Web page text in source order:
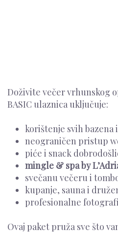
Doživite večer vrhunskog
BASIC ulaznica uključuje:
korištenje svih bazena
neograničen pristup
piće i snack
mingle & spa by
svečanu večeru i
kupanje, sauna i
profesionalne
Ovaj paket pruža sve što